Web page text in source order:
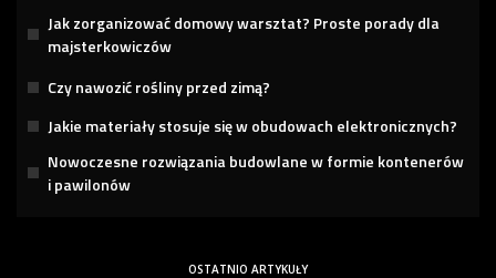
Jak zorganizować domowy warsztat? Proste porady dla
majsterkowiczów
Czy nawozić rośliny przed zimą?
Jakie materiały stosuje się w obudowach elektronicznych?
Nowoczesne rozwiązania budowlane w formie kontenerów
i pawilonów
OSTATNIO ARTYKUŁY